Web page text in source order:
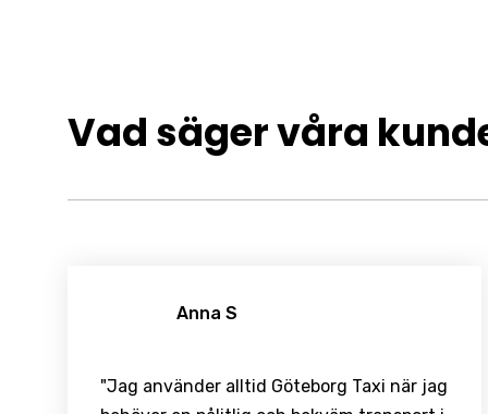
Vad säger våra
Anna S
"Jag använder alltid Göteborg Taxi när jag